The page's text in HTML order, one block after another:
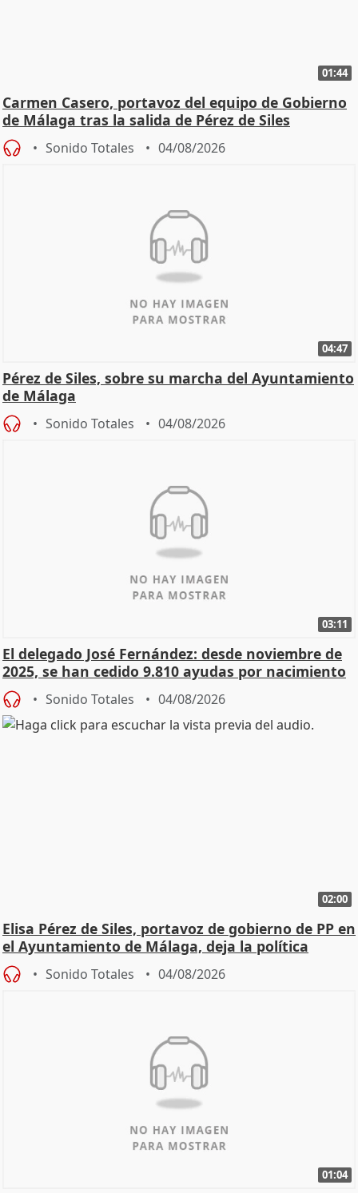
01:44
Carmen Casero, portavoz del equipo de Gobierno
de Málaga tras la salida de Pérez de Siles
Sonido Totales 04/08/2026
04:47
Pérez de Siles, sobre su marcha del Ayuntamiento
de Málaga
Sonido Totales 04/08/2026
03:11
El delegado José Fernández: desde noviembre de
2025, se han cedido 9.810 ayudas por nacimiento
Sonido Totales 04/08/2026
02:00
Elisa Pérez de Siles, portavoz de gobierno de PP en
el Ayuntamiento de Málaga, deja la política
Sonido Totales 04/08/2026
01:04